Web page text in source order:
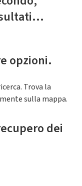
opzioni.
Trova la
sulla mappa.
dei